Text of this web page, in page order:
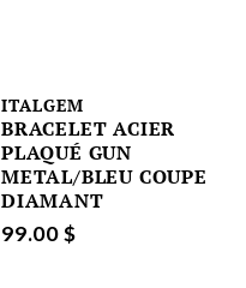
ITALGEM
BRACELET ACIER
PLAQUÉ GUN
METAL/BLEU COUPE
DIAMANT
99.00 $